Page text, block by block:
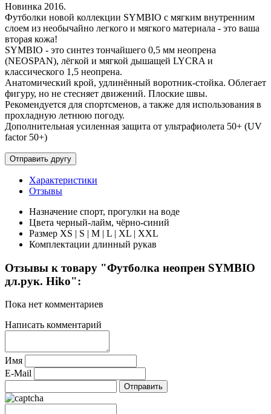
Новинка 2016.
Футболки новой коллекции SYMBIO с мягким внутренним
слоем из необычайно легкого и мягкого материала - это ваша
вторая кожа!
SYMBIO - это синтез тончайшего 0,5 мм неопрена
(NEOSPAN), лёгкой и мягкой дышащей LYCRA и
классического 1,5 неопрена.
Анатомический крой, удлинённый воротник-стойка. Облегает
фигуру, но не стесняет движений. Плоские швы.
Рекомендуется для спортсменов, а также для использования в
прохладную летнюю погоду.
Дополнительная усиленная защита от ультрафиолета 50+ (UV
factor 50+)
Характеристики
Отзывы
Назначение спорт, прогулки на воде
Цвета черный-лайм, чёрно-синий
Размер XS | S | M | L | XL | XXL
Комплектации длинный рукав
Отзывы к товару "Футболка неопрен SYMBIO
дл.рук. Hiko":
Пока нет комментариев
Написать комментарий
Имя
E-Mail